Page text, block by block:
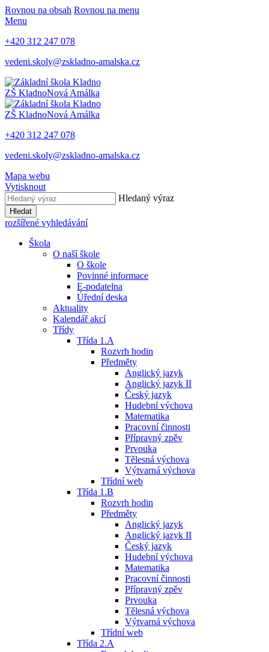
Rovnou na obsah Rovnou na menu
Menu
+420 312 247 078
vedeni.skoly@zskladno-amalska.cz
ZŠ KladnoNová Amálka
ZŠ KladnoNová Amálka
+420 312 247 078
vedeni.skoly@zskladno-amalska.cz
Mapa webu
Vytisknout
Hledaný výraz
Hledat
rozšířené vyhledávání
Škola
O naší škole
O škole
Povinné informace
E-podatelna
Úřední deska
Aktuality
Kalendář akcí
Třídy
Třída 1.A
Rozvrh hodin
Předměty
Anglický jazyk
Anglický jazyk II
Český jazyk
Hudební výchova
Matematika
Pracovní činnosti
Přípravný zpěv
Prvouka
Tělesná výchova
Výtvarná výchova
Třídní web
Třída 1.B
Rozvrh hodin
Předměty
Anglický jazyk
Anglický jazyk II
Český jazyk
Hudební výchova
Matematika
Pracovní činnosti
Přípravný zpěv
Prvouka
Tělesná výchova
Výtvarná výchova
Třídní web
Třída 2.A